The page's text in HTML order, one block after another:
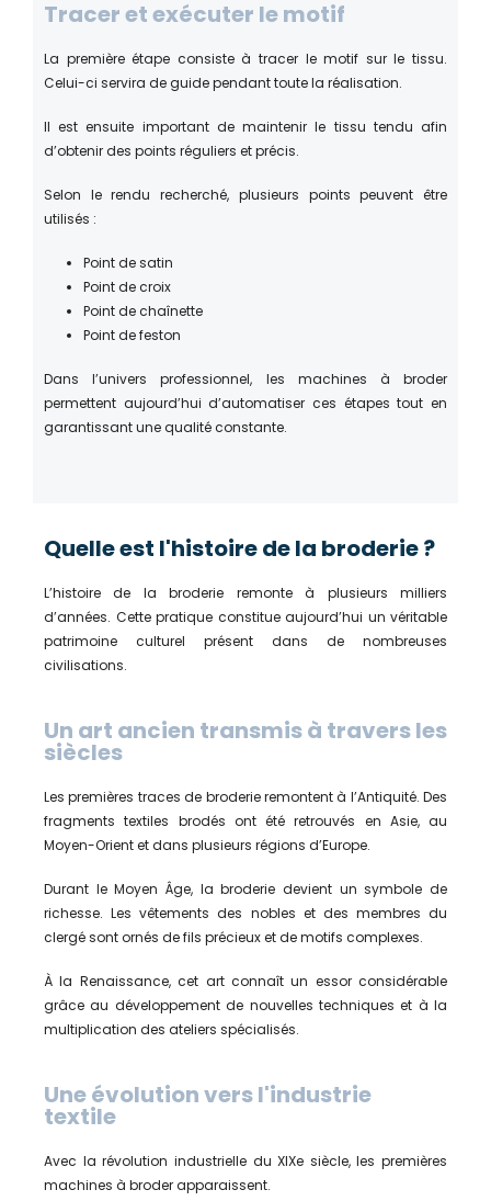
Tracer et exécuter le motif
La première étape consiste à tracer le motif sur le tissu.
Celui-ci servira de guide pendant toute la réalisation.
Il est ensuite important de maintenir le tissu tendu afin
d’obtenir des points réguliers et précis.
Selon le rendu recherché, plusieurs points peuvent être
utilisés :
Point de satin
Point de croix
Point de chaînette
Point de feston
Dans l’univers professionnel, les machines à broder
permettent aujourd’hui d’automatiser ces étapes tout en
garantissant une qualité constante.
Quelle est l'histoire de la broderie ?
L’histoire de la broderie remonte à plusieurs milliers
d’années. Cette pratique constitue aujourd’hui un véritable
patrimoine culturel présent dans de nombreuses
civilisations.
Un art ancien transmis à travers les
siècles
Les premières traces de broderie remontent à l’Antiquité. Des
fragments textiles brodés ont été retrouvés en Asie, au
Moyen-Orient et dans plusieurs régions d’Europe.
Durant le Moyen Âge, la broderie devient un symbole de
richesse. Les vêtements des nobles et des membres du
clergé sont ornés de fils précieux et de motifs complexes.
À la Renaissance, cet art connaît un essor considérable
grâce au développement de nouvelles techniques et à la
multiplication des ateliers spécialisés.
Une évolution vers l'industrie
textile
Avec la révolution industrielle du XIXe siècle, les premières
machines à broder apparaissent.